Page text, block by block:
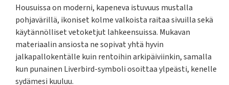
Housuissa on moderni, kapeneva istuvuus mustalla
pohjavärillä, ikoniset kolme valkoista raitaa sivuilla sekä
käytännölliset vetoketjut lahkeensuissa. Mukavan
materiaalin ansiosta ne sopivat yhtä hyvin
jalkapallokentälle kuin rentoihin arkipäiviinkin, samalla
kun punainen Liverbird-symboli osoittaa ylpeästi, kenelle
sydämesi kuuluu.